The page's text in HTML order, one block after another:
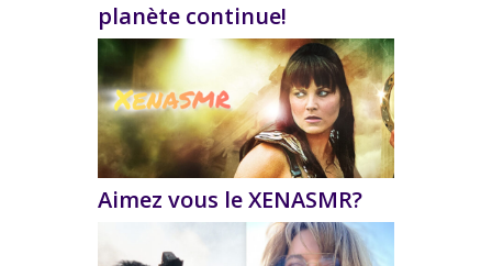
planète continue!
Aimez vous le XENASMR?